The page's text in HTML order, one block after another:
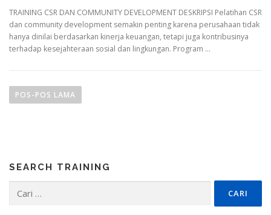
TRAINING CSR DAN COMMUNITY DEVELOPMENT DESKRIPSI Pelatihan CSR
dan community development semakin penting karena perusahaan tidak
hanya dinilai berdasarkan kinerja keuangan, tetapi juga kontribusinya
terhadap kesejahteraan sosial dan lingkungan. Program …
a
s
POS-POS LAMA
SEARCH TRAINING
untuk: